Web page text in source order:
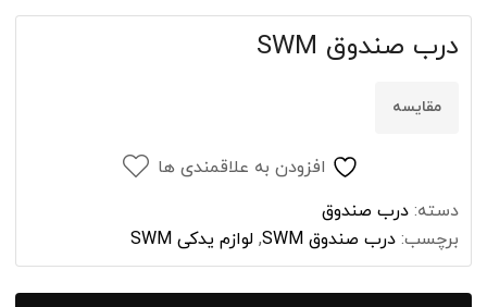
درب صندوق SWM
مقایسه
افزودن به علاقمندی ها
دسته: درب صندوق
برچسب: درب صندوق SWM , لوازم یدکی SWM